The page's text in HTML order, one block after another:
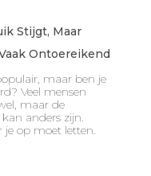
Stijgt, Maar
Ontoereikend
maar ben je
Veel mensen
maar de
anders zijn.
op moet letten.